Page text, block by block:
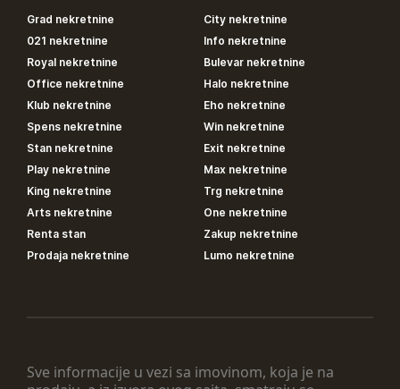
Sve informacije u vezi sa imovinom, koja je na
Grad nekretnine
City nekretnine
021 nekretnine
Info nekretnine
Royal nekretnine
Bulevar nekretnine
Office nekretnine
Halo nekretnine
Klub nekretnine
Eho nekretnine
Spens nekretnine
Win nekretnine
Stan nekretnine
Exit nekretnine
Play nekretnine
Max nekretnine
King nekretnine
Trg nekretnine
Arts nekretnine
One nekretnine
Renta stan
Zakup nekretnine
Prodaja nekretnine
Lumo nekretnine